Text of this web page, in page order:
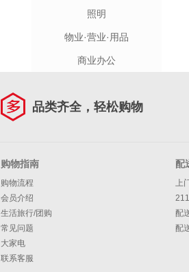
照明
物业·营业·用品
商业办公
品类齐全，轻松购物
购物指南
购物流程
会员介绍
生活旅行/团购
常见问题
大家电
联系客服
配
上
配
配